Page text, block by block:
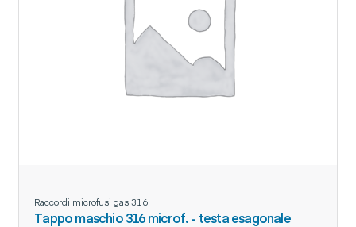
Raccordi microfusi gas 316
Tappo maschio 316 microf. - testa esagonale